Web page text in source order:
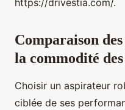
https://drivestia.com/.
Comparaison
la commodité
Choisir un aspirateur
ciblée de ses